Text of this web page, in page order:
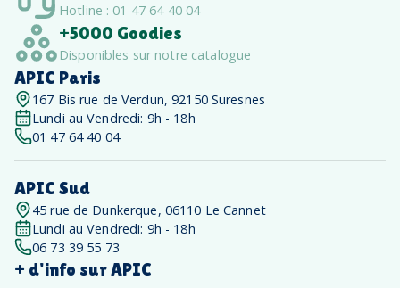
Hotline : 01 47 64 40 04
+5000 Goodies
Disponibles sur notre catalogue
APIC Paris
167 Bis rue de Verdun, 92150 Suresnes
Lundi au Vendredi: 9h - 18h
01 47 64 40 04
APIC Sud
45 rue de Dunkerque, 06110 Le Cannet
Lundi au Vendredi: 9h - 18h
06 73 39 55 73
+ d'info sur APIC